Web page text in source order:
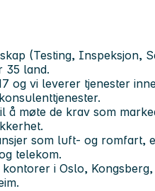
(Testing, Inspeksjon,
35 land.
og vi leverer tjenester
å møte de krav som
som luft- og romfart,
telekom.
i Oslo, Kongsberg,